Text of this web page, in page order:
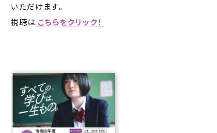
いただけます。
視聴は こちらをクリック！